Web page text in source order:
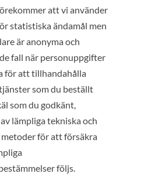
att vi använder
statistiska ändamål men
är anonyma och
fall när personuppgifter
för att tillhandahålla
som du beställt
som du godkänt,
lämpliga tekniska och
för att försäkra
följs.